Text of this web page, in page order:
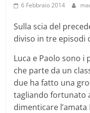
6 Febbraio 2014
Sulla scia del
diviso in tre episodi
Luca e Paolo sono
che parte da un
due ha fatto una
tagliando fortunato
dimenticare